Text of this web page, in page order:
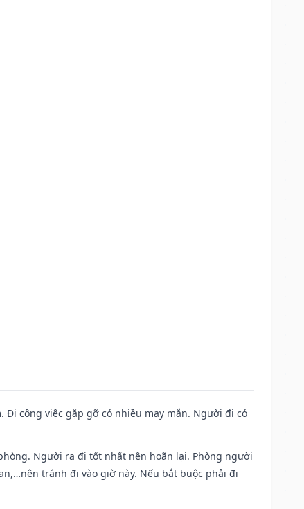
công việc gặp gỡ có nhiều may mắn. Người đi có
Người ra đi tốt nhất nên hoãn lại. Phòng người
tránh đi vào giờ này. Nếu bắt buộc phải đi